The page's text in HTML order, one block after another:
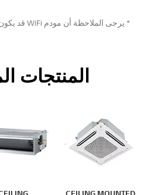
* يرجى الملاحظة أن مودم WiFi قد يكون ضروريًا، اعتمادًا على موقعك.
المنتجات